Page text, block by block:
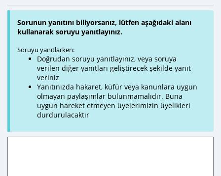
Sorunun yanıtını biliyorsanız, lütfen aşağıdaki alanı
kullanarak soruyu yanıtlayınız.
Soruyu yanıtlarken:
Doğrudan soruyu yanıtlayınız, veya soruya
verilen diğer yanıtları geliştirecek şekilde yanıt
veriniz
Yanıtınızda hakaret, küfür veya kanunlara uygun
olmayan paylaşımlar bulunmamalıdır. Buna
uygun hareket etmeyen üyelerimizin üyelikleri
durdurulacaktır